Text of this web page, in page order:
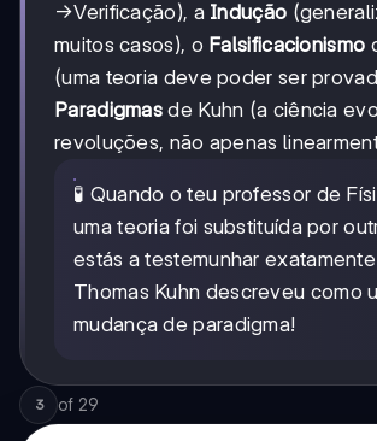
→Verificação), a Indução
muitos casos), o Falsificacionismo
(uma teoria deve poder ser
Paradigmas de Kuhn (a ciência
revoluções, não apenas
🧪 Quando o teu professor de
uma teoria foi substituída por
estás a testemunhar
Thomas Kuhn descreveu como
mudança de paradigma!
3 of 29